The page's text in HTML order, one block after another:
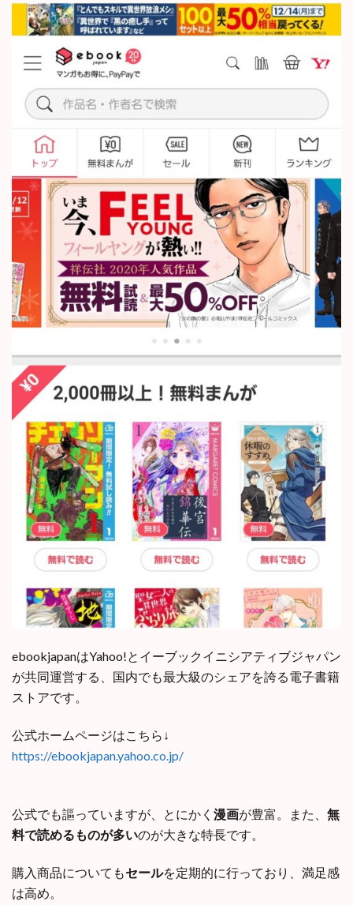
ebookjapanはYahoo!とイーブックイニシアティブジャパン
が共同運営する、国内でも最大級のシェアを誇る電子書籍
ストアです。
公式ホームページはこちら↓
https://ebookjapan.yahoo.co.jp/
公式でも謳っていますが、とにかく 漫画が豊富。また、 無
料で読めるものが多いのが大きな特長です。
購入商品についてもセールを定期的に行っており、満足感
は高め。